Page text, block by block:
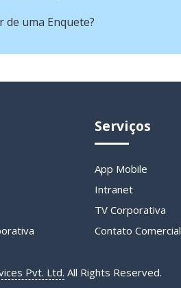
de uma Enquete?
Serviços
App Mobile
Intranet
TV Corporativa
Contato Comercial
Pvt. Ltd. All Rights Reserved.